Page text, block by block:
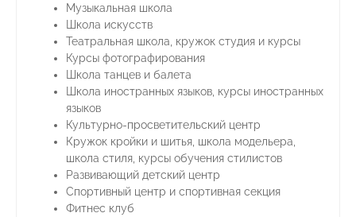
Музыкальная школа
Школа искусств
Театральная школа, кружок студия и курсы
Курсы фотографирования
Школа танцев и балета
Школа иностранных языков, курсы иностранных
языков
Культурно-просветительский центр
Кружок кройки и шитья, школа модельера,
школа стиля, курсы обучения стилистов
Развивающий детский центр
Спортивный центр и спортивная секция
Фитнес клуб